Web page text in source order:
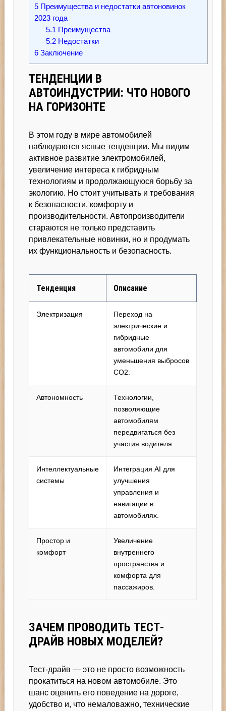
5 Преимущества и недостатки автоновинок
2023 года
5.1 Преимущества
5.2Недостатки
6 Заключение
ТЕНДЕНЦИИ В
АВТОИНДУСТРИИ: ЧТО НОВОГО
НА ГОРИЗОНТЕ
В этом году в мире автомобилей
наблюдаются ясные тенденции. Мы видим
активное развитие электромобилей,
увеличение интереса к гибридным
технологиям и продолжающуюся борьбу за
экологию. Но стоит учитывать и требования
к безопасности, комфорту и
производительности. Автопроизводители
стараются не только представить
привлекательные новинки, но и продумать
их функциональность и безопасность.
Тенденция Описание
Электризация
Переход на
электрические и
гибридные
автомобили для
уменьшения выбросов
CO2.
Автономность
Технологии,
позволяющие
автомобилям
передвигаться без
участия водителя.
Интеллектуальные
системы
Интеграция AI для
улучшения
управления и
навигации в
автомобилях.
Простор и
комфорт
Увеличение
внутреннего
пространства и
комфорта для
пассажиров.
ЗАЧЕМ ПРОВОДИТЬ ТЕСТ-
ДРАЙВ НОВЫХ МОДЕЛЕЙ?
Тест-драйв — это не просто возможность
прокатиться на новом автомобиле. Это
шанс оценить его поведение на дороге,
удобство и, что немаловажно, технические